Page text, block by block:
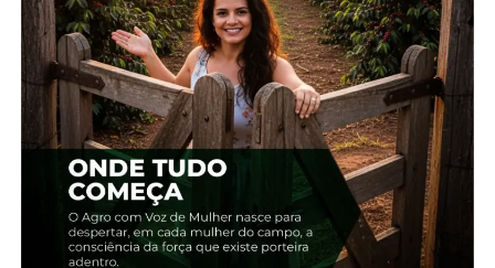
Relacionado
Previsões de oferta
elevada mantêm preços
do milho em queda
16 de junho, 2025
Em "Brasil"
2ª Safra: Colheita do
milho começa a ganhar
ritmo, mas preço segue
firme
27 de maio, 2024
Em "Brasil"
Milho: Preços caem para
níveis de outubro de 2023
29 de abril, 2024
Em "Brasil"